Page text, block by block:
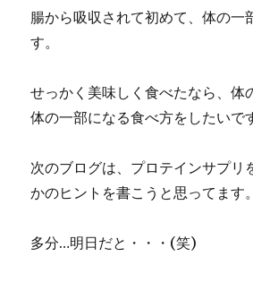
腸から吸収されて初めて、体の一
す。
せっかく美味しく食べたなら、体
体の一部になる食べ方をしたいで
次のブログは、プロテインサプリ
かのヒントを書こうと思ってます。
多分…明日だと・・・(笑)